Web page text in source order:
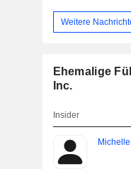
Weitere
Ehemalige
Inc.
Insider